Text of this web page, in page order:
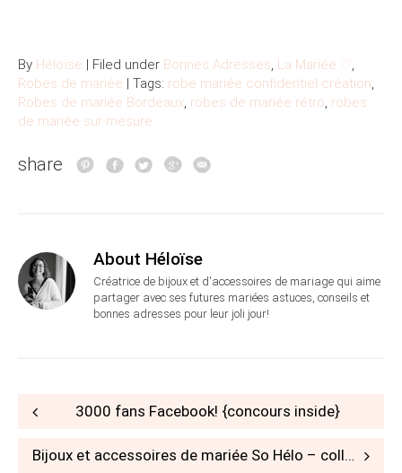
By Héloïse | Filed under Bonnes Adresses, La Mariée ♡ ,
Robes de mariée | Tags: robe mariée confidentiel création,
Robes de mariée Bordeaux, robes de mariée rétro, robes
de mariée sur-mesure
share
About Héloïse
Créatrice de bijoux et d'accessoires de mariage qui aime
partager avec ses futures mariées astuces, conseils et
bonnes adresses pour leur joli jour!
Post
3000 fans Facebook! {concours inside}
Bijoux et accessoires de mariée So Hélo – collection 2015